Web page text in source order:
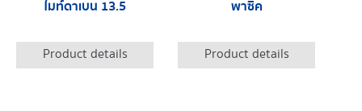
ไมท์ดาเบน 13.5
Product details
พาซิค
Product details